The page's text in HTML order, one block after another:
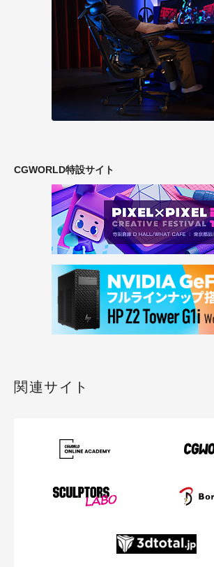
CGWORLD特設サイト
関連サイト